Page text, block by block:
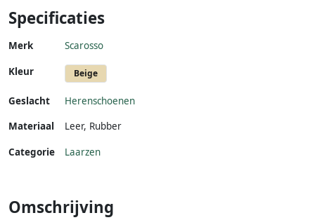
Specificaties
Merk Scarosso
Kleur Beige
Geslacht
Herenschoenen
Materiaal
Leer, Rubber
Categorie Laarzen
Omschrijving